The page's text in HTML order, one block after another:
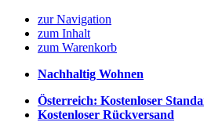
zur Navigation
zum Inhalt
zum Warenkorb
Nachhaltig Wohnen
Österreich: Kostenloser
Kostenloser Rückversand